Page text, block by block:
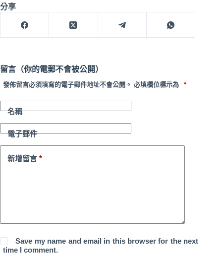
分享
留言（你的電郵不會被公開）
發佈留言必須填寫的電子郵件地址不會公開。 必填欄位標示為 *
名稱
電子郵件
新增留言 *
Save my name and email in this browser for the next
time I comment.